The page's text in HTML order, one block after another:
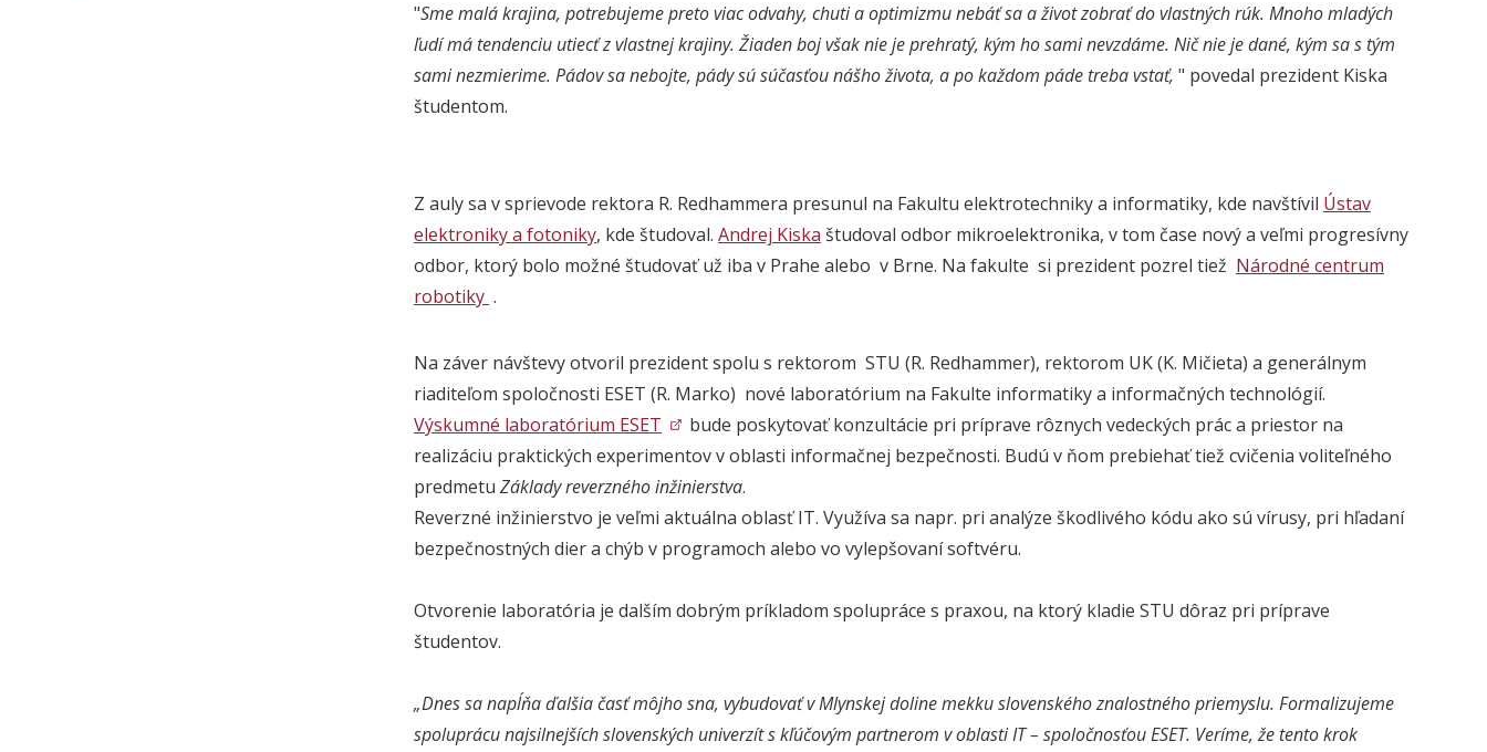
"Sme malá krajina, potrebujeme preto viac odvahy, chuti a optimizmu nebáť sa a život zobrať do vlastných rúk. Mnoho mladých
ľudí má tendenciu utiecť z vlastnej krajiny. Žiaden boj však nie je prehratý, kým ho sami nevzdáme. Nič nie je dané, kým sa s tým
sami nezmierime. Pádov sa nebojte, pády sú súčasťou nášho života, a po každom páde treba vstať, " povedal prezident Kiska
študentom.
Z auly sa v sprievode rektora R. Redhammera presunul na Fakultu elektrotechniky a informatiky, kde navštívil Ústav
elektroniky a fotoniky, kde študoval. Andrej Kiska študoval odbor mikroelektronika, v tom čase nový a veľmi progresívny
odbor, ktorý bolo možné študovať už iba v Prahe alebo v Brne. Na fakulte si prezident pozrel tiež Národné centrum
robotiky .
Na záver návštevy otvoril prezident spolu s rektorom STU (R. Redhammer), rektorom UK (K. Mičieta) a generálnym
riaditeľom spoločnosti ESET (R. Marko) nové laboratórium na Fakulte informatiky a informačných technológií.
Výskumné laboratórium ESET
bude poskytovať konzultácie pri príprave rôznych vedeckých prác a priestor na
realizáciu praktických experimentov v oblasti informačnej bezpečnosti. Budú v ňom prebiehať tiež cvičenia voliteľného
predmetu Základy reverzného inžinierstva.
Reverzné inžinierstvo je veľmi aktuálna oblasť IT. Využíva sa napr. pri analýze škodlivého kódu ako sú vírusy, pri hľadaní
bezpečnostných dier a chýb v programoch alebo vo vylepšovaní softvéru.
Otvorenie laboratória je dalším dobrým príkladom spolupráce s praxou, na ktorý kladie STU dôraz pri príprave
študentov.
„Dnes sa napĺňa ďalšia časť môjho sna, vybudovať v Mlynskej doline mekku slovenského znalostného priemyslu. Formalizujeme
spoluprácu najsilnejších slovenských univerzít s kľúčovým partnerom v oblasti IT – spoločnosťou ESET. Veríme, že tento krok